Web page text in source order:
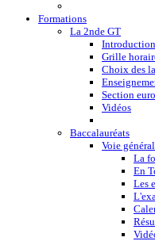
Formations
La 2nde GT
Introduction
Grille
Choix des
Section
Vidéos
Baccalauréats
Voie
La
En
Les